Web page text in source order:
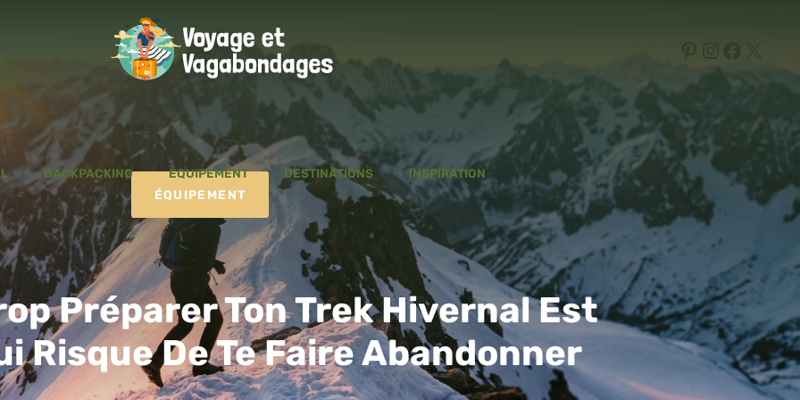
Pinterest
Instagram
X
BACKPACKING ÉQUIPEMENT DESTINATIONS
INSPIRATION
ÉQUIPEMENT
Préparer Ton Trek Hivernal Est
Risque De Te Faire Abandonner